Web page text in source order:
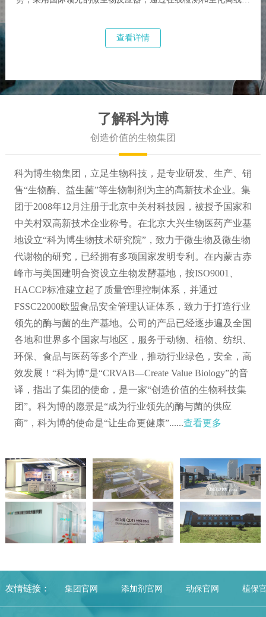
此，赤峰基地在产品品质控制和成本控制方面将领先行业。2019
年3月1日，内蒙古科为博和美国建明正式签署协议，在内蒙古生
伐......
查看详情
了解科为博
创造价值的生物集团
科为博生物集团，立足生物科技，是专业研发、生产、销
售“生物酶、益生菌”等生物制剂为主的高新技术企业。集
团于2008年12月注册于北京中关村科技园，被授予国家和
中关村双高新技术企业称号。在北京大兴生物医药产业基
地设立“科为博生物技术研究院”，致力于微生物及微生物
代谢物的研究，已经拥有多项国家发明专利。在内蒙古赤
峰市与美国建明合资设立生物发酵基地，按ISO9001、
HACCP标准建立起了质量管理控制体系，并通过
FSSC22000欧盟食品安全管理认证体系，致力于打造行业
领先的酶与菌的生产基地。公司的产品已经逐步遍及全国
各地和世界多个国家与地区，服务于动物、植物、纺织、
环保、食品与医药等多个产业，推动行业绿色，安全，高
效发展！“科为博”是“CRVAB—Create Value Biology”的音
译，指出了集团的使命，是一家“创造价值的生物科技集
团”。科为博的愿景是“成为行业领先的酶与菌的供应
商”，科为博的使命是“让生命更健康”......查看更多
友情链接： 集团官网 添加剂官网 动保官网 植保